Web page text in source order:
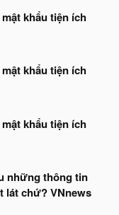
khẩu tiện ích
khẩu tiện ích
khẩu tiện ích
những thông tin
lát chứ? VNnews